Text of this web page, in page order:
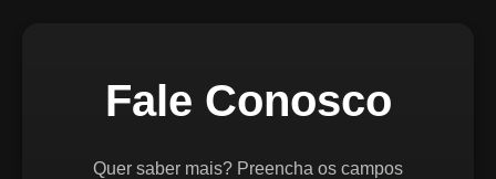
Fale Conosco
Quer saber mais? Preencha os campos